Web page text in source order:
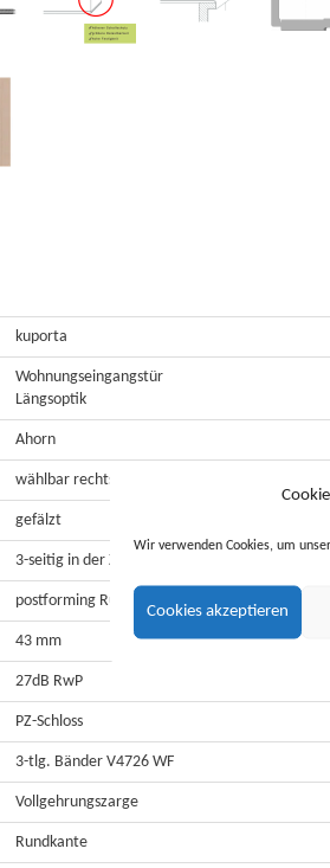
Wir verwenden Cookies, um
Cookies akzeptieren
kuporta
Wohnungseingangstür
Längsoptik
Ahorn
wählbar rechts oder links
gefälzt
3-seitig in der Zarge
postforming Rundkante
43 mm
27dB RwP
PZ-Schloss
3-tlg. Bänder V4726 WF
Vollgehrungszarge
Rundkante